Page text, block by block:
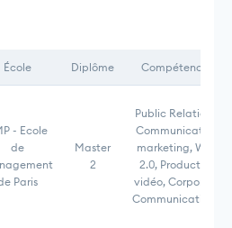
École Diplôme Compétences
- Ecole
de
Paris
Master
2
Public Relations,
Communication
marketing, Web
2.0, Production
vidéo, Corporate
Communications,